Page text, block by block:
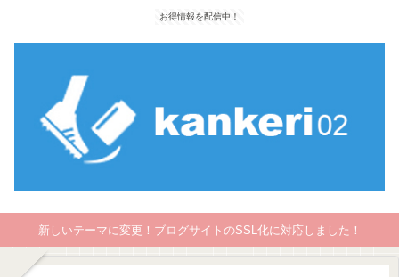
お得情報を配信中！
新しいテーマに変更！ブログサイトのSSL化に対応しました！